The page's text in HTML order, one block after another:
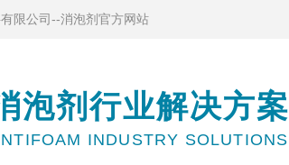
限公司--消泡剂官方网站
泡剂行业解决方案
INDUSTRY SOLUTIONS